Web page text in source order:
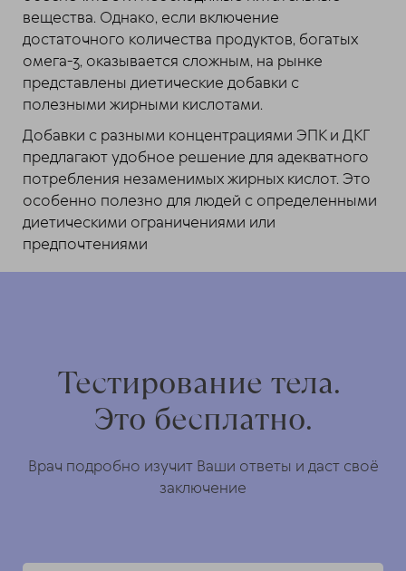
вещества. Однако, если включение
достаточного количества продуктов, богатых
омега-3, оказывается сложным, на рынке
представлены диетические добавки с
полезными жирными кислотами.
Добавки с разными концентрациями ЭПК и ДКГ
предлагают удобное решение для адекватного
потребления незаменимых жирных кислот. Это
особенно полезно для людей с определенными
диетическими ограничениями или
предпочтениями
Тестирование тела.
Это бесплатно.
Врач подробно изучит Ваши ответы и даст своё
заключение